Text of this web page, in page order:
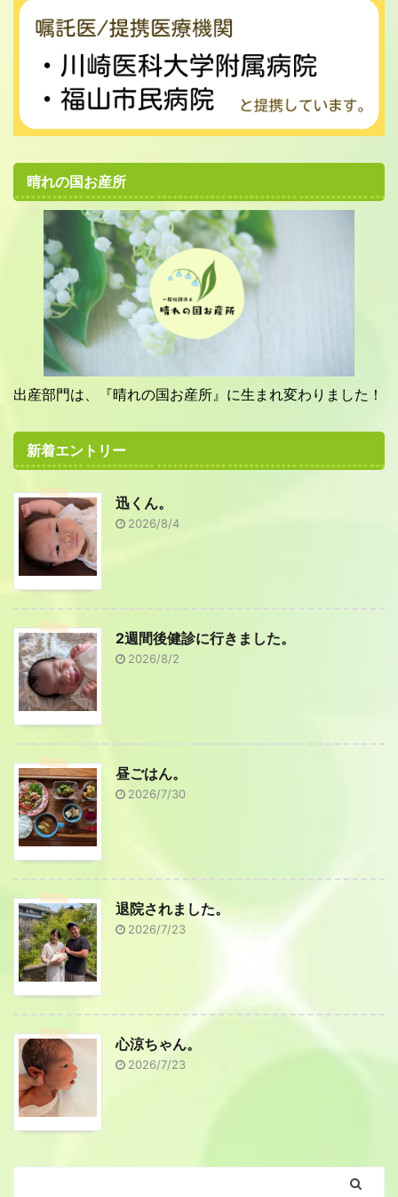
晴れの国お産所
出産部門は、『晴れの国お産所』に生まれ変わりました！
新着エントリー
迅くん。
2026/8/4
2週間後健診に行きました。
2026/8/2
昼ごはん。
2026/7/30
退院されました。
2026/7/23
心涼ちゃん。
2026/7/23